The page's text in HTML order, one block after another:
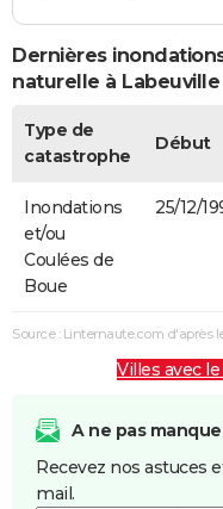
Dernières
naturelle à Labeuville
Type de
catastrophe
Début
Inondations
et/ou
Coulées de
Boue
25/12/
Source : Linternaute.com d'après
Villes avec
A ne pas
Recevez nos astuces
mail.